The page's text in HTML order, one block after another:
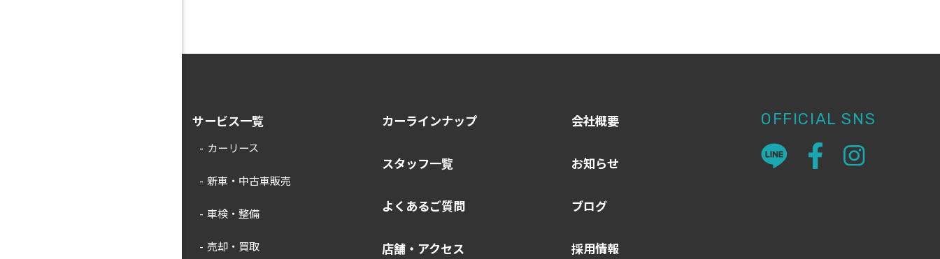
サービス一覧
カーリース
新車・中古車販売
車検・整備
売却・買取
カーラインナップ
スタッフ一覧
よくあるご質問
店舗・アクセス
会社概要
お知らせ
ブログ
採用情報
OFFICIAL SNS